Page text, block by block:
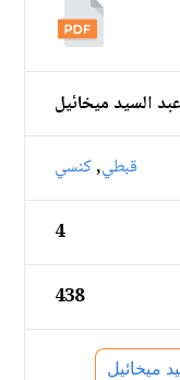
السيد ميخائيل
قبطي,كنسي
4
438
ميخائيل